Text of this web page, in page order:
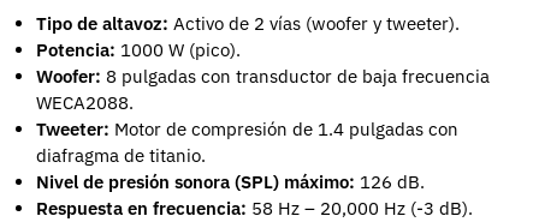
Tipo de altavoz: Activo de 2 vías (woofer y tweeter).
Potencia: 1000 W (pico).
Woofer: 8 pulgadas con transductor de baja frecuencia
WECA2088.
Tweeter: Motor de compresión de 1.4 pulgadas con
diafragma de titanio.
Nivel de presión sonora (SPL) máximo: 126 dB.
Respuesta en frecuencia: 58 Hz – 20,000 Hz (-3 dB).